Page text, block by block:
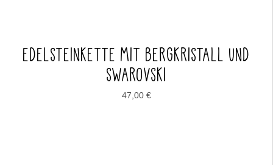
EDELSTEINKETTE MIT BERGKRISTALL UND
SWAROVSKI
47,00 €